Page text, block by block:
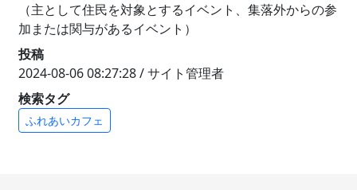
（主として住民を対象とするイベント、集落外からの参
加または関与があるイベント）
投稿
2024-08-06 08:27:28 / サイト管理者
検索タグ
ふれあいカフェ